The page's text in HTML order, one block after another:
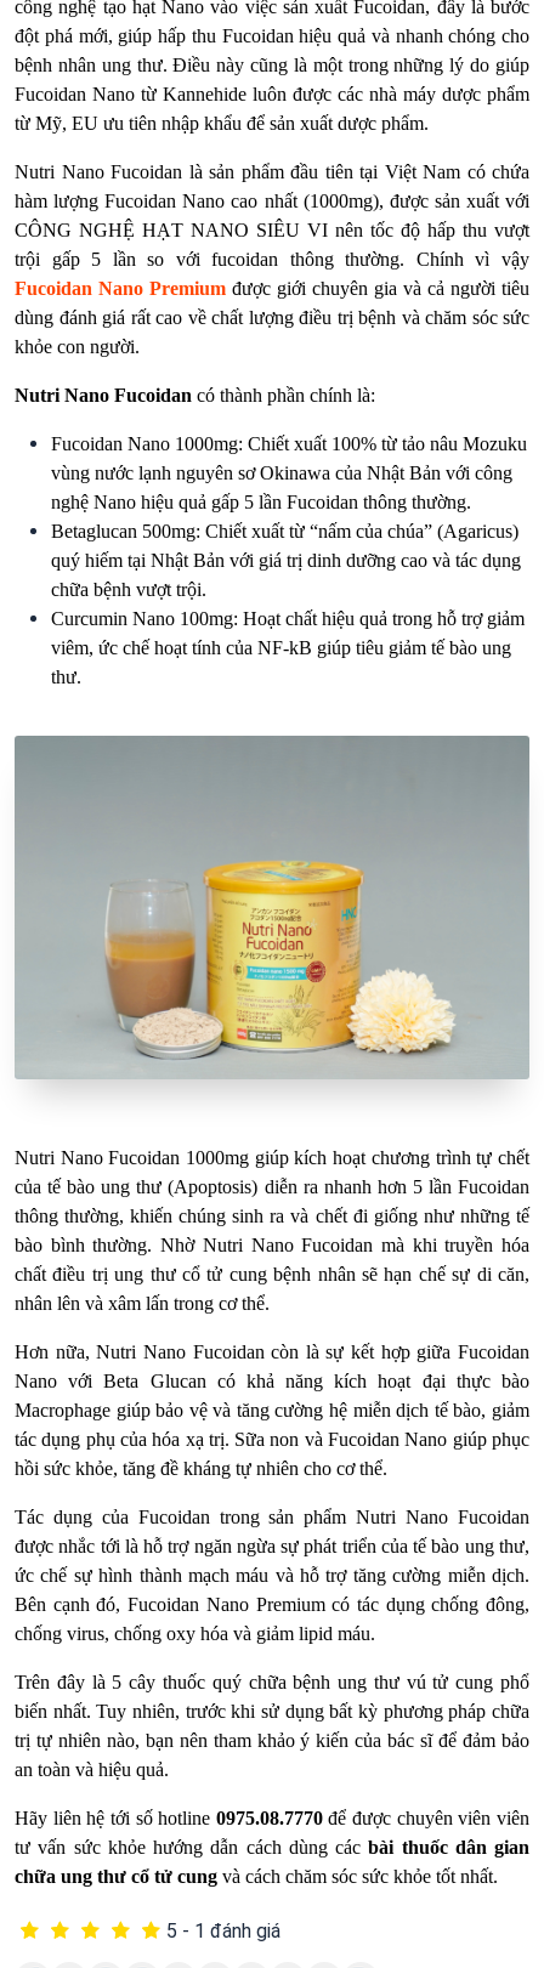
công nghệ tạo hạt Nano vào việc sản xuất Fucoidan, đây là bước
đột phá mới, giúp hấp thu Fucoidan hiệu quả và nhanh chóng cho
bệnh nhân ung thư. Điều này cũng là một trong những lý do giúp
Fucoidan Nano từ Kannehide luôn được các nhà máy dược phẩm
từ Mỹ, EU ưu tiên nhập khẩu để sản xuất dược phẩm.
Nutri Nano Fucoidan là sản phẩm đầu tiên tại Việt Nam có chứa
hàm lượng Fucoidan Nano cao nhất (1000mg), được sản xuất với
CÔNG NGHỆ HẠT NANO SIÊU VI nên tốc độ hấp thu vượt
trội gấp 5 lần so với fucoidan thông thường. Chính vì vậy
Fucoidan Nano Premium được giới chuyên gia và cả người tiêu
dùng đánh giá rất cao về chất lượng điều trị bệnh và chăm sóc sức
khỏe con người.
Nutri Nano Fucoidan có thành phần chính là:
Fucoidan Nano 1000mg: Chiết xuất 100% từ tảo nâu Mozuku
vùng nước lạnh nguyên sơ Okinawa của Nhật Bản với công
nghệ Nano hiệu quả gấp 5 lần Fucoidan thông thường.
Betaglucan 500mg: Chiết xuất từ “nấm của chúa” (Agaricus)
quý hiếm tại Nhật Bản với giá trị dinh dưỡng cao và tác dụng
chữa bệnh vượt trội.
Curcumin Nano 100mg: Hoạt chất hiệu quả trong hỗ trợ giảm
viêm, ức chế hoạt tính của NF-kB giúp tiêu giảm tế bào ung
thư.
Nutri Nano Fucoidan 1000mg giúp kích hoạt chương trình tự chết
của tế bào ung thư (Apoptosis) diễn ra nhanh hơn 5 lần Fucoidan
thông thường, khiến chúng sinh ra và chết đi giống như những tế
bào bình thường. Nhờ Nutri Nano Fucoidan mà khi truyền hóa
chất điều trị ung thư cổ tử cung bệnh nhân sẽ hạn chế sự di căn,
nhân lên và xâm lấn trong cơ thể.
Hơn nữa, Nutri Nano Fucoidan còn là sự kết hợp giữa Fucoidan
Nano với Beta Glucan có khả năng kích hoạt đại thực bào
Macrophage giúp bảo vệ và tăng cường hệ miễn dịch tế bào, giảm
tác dụng phụ của hóa xạ trị. Sữa non và Fucoidan Nano giúp phục
hồi sức khỏe, tăng đề kháng tự nhiên cho cơ thể.
Tác dụng của Fucoidan trong sản phẩm Nutri Nano Fucoidan
được nhắc tới là hỗ trợ ngăn ngừa sự phát triển của tế bào ung thư,
ức chế sự hình thành mạch máu và hỗ trợ tăng cường miễn dịch.
Bên cạnh đó, Fucoidan Nano Premium có tác dụng chống đông,
chống virus, chống oxy hóa và giảm lipid máu.
Trên đây là 5 cây thuốc quý chữa bệnh ung thư vú tử cung phổ
biến nhất. Tuy nhiên, trước khi sử dụng bất kỳ phương pháp chữa
trị tự nhiên nào, bạn nên tham khảo ý kiến của bác sĩ để đảm bảo
an toàn và hiệu quả.
Hãy liên hệ tới số hotline 0975.08.7770để được chuyên viên viên
tư vấn sức khỏe hướng dẫn cách dùng cácbài thuốc dân gian
chữa ung thư cổ tử cung và cách chăm sóc sức khỏe tốt nhất.
5 - 1 đánh giá